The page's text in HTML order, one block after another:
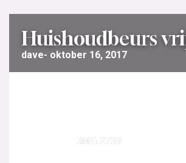
Huishoudbeurs
dave oktober 16, 2017
IMG 2739